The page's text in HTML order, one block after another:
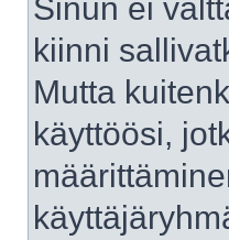
Sinun ei
kiinni
Mutta
käyttöösi,